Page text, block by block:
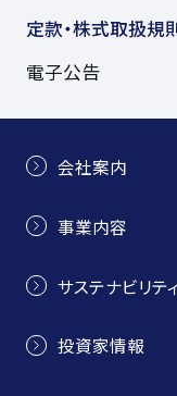
定款・株式取扱規
電子公告
会社案内
事業内容
サステナビリテ
投資家情報